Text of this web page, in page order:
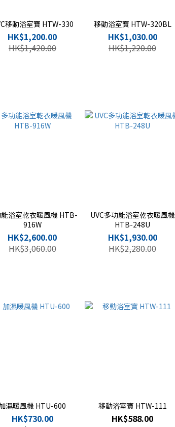
移動浴室寶 HTW-330
HK$1,200.00
HK$1,420.00
移動浴室寶 HTW-320BL
HK$1,030.00
HK$1,220.00
浴室乾衣暖風機 HTB-
916W
HK$2,600.00
HK$3,060.00
UVC多功能浴室乾衣暖風機
HTB-248U
HK$1,930.00
HK$2,280.00
濕暖風機 HTU-600
HK$730.00
移動浴室寶 HTW-111
HK$588.00